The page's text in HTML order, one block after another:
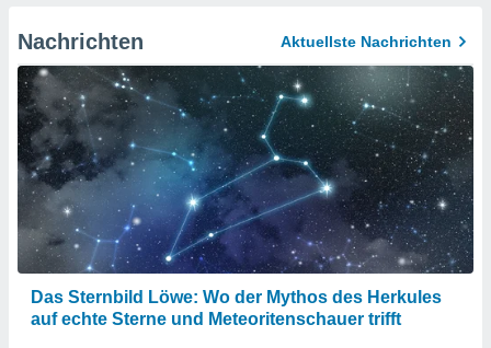
Nachrichten Aktuellste Nachrichten
Das Sternbild Löwe: Wo der Mythos des Herkules
auf echte Sterne und Meteoritenschauer trifft